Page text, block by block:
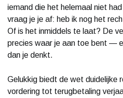
iemand die het helemaal niet
vraag je je af: heb ik nog het
Of is het inmiddels te laat? De
precies waar je aan toe bent —
dan je denkt.
Gelukkig biedt de wet duidelijke
vordering tot terugbetaling